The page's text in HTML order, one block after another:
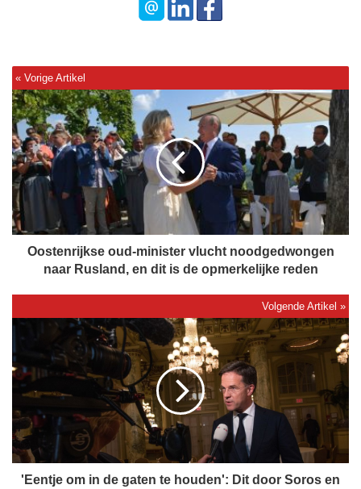
O
o
s
t
e
n
i
j
u
-
m
i
s
t
Oostenrijkse oud-minister vlucht noodgedwongen
naar Rusland, en dit is de opmerkelijke reden
'
e
n
e
o
m
'Eentje om in de gaten te houden': Dit door Soros en